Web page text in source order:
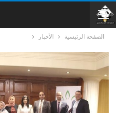
الصفحة الرئيسية الأخبار